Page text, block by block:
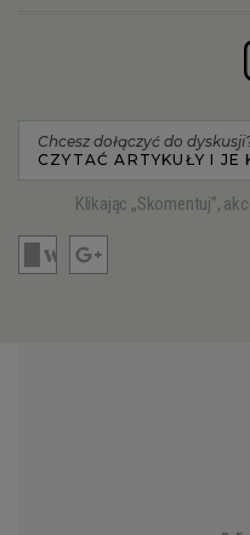
Chcesz dołączyć do
CZYTAĆ ARTYKUŁY I JE
Klikając „Skomentuj”,